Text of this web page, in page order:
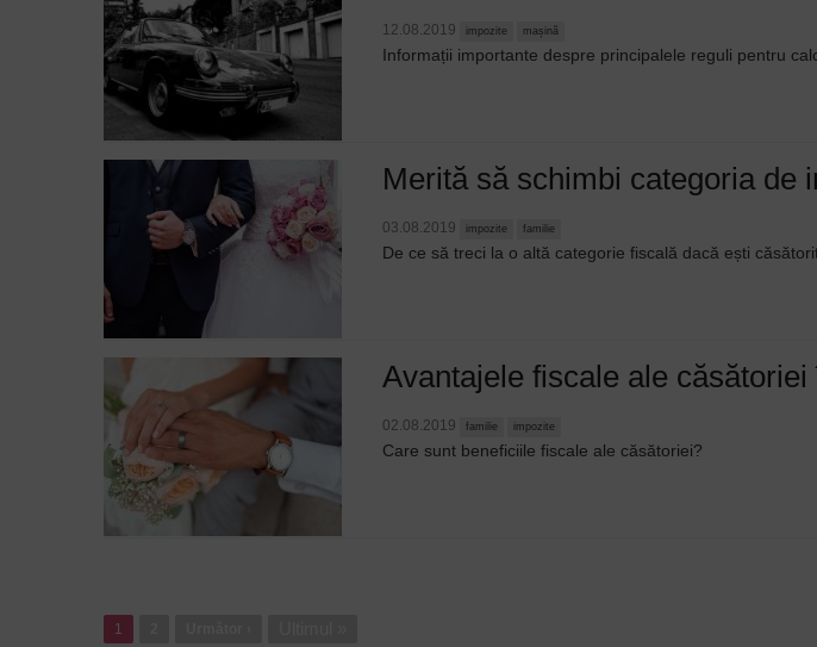
12.08.2019 impozite mașină
Informații importante despre principalele reguli pentru
Merită să schimbi categoria de
03.08.2019 impozite familie
De ce să treci la o altă categorie fiscală dacă ești
Avantajele fiscale ale
02.08.2019 familie impozite
Care sunt beneficiile fiscale ale căsătoriei?
1